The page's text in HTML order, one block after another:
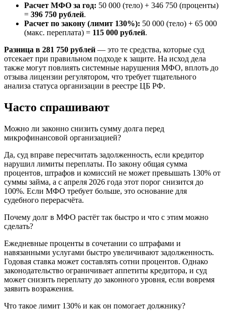
Расчет МФО за год: 50 000 (тело) + 346 750 (проценты)
= 396 750 рублей.
Расчет по закону (лимит 130%): 50 000 (тело) + 65 000
(макс. переплата) = 115 000 рублей.
Разница в 281 750 рублей — это те средства, которые суд
отсекает при правильном подходе к защите. На исход дела
также могут повлиять системные нарушения МФО, вплоть до
отзыва лицензии регулятором, что требует тщательного
анализа статуса организации в реестре ЦБ РФ.
Часто спрашивают
Можно ли законно снизить сумму долга перед
микрофинансовой организацией?
Да, суд вправе пересчитать задолженность, если кредитор
нарушил лимиты переплаты. По закону общая сумма
процентов, штрафов и комиссий не может превышать 130% от
суммы займа, а с апреля 2026 года этот порог снизится до
100%. Если МФО требует больше, это основание для
судебного перерасчёта.
Почему долг в МФО растёт так быстро и что с этим можно
сделать?
Ежедневные проценты в сочетании со штрафами и
навязанными услугами быстро увеличивают задолженность.
Годовая ставка может составлять сотни процентов. Однако
законодательство ограничивает аппетиты кредитора, и суд
может снизить переплату до законного уровня, если вовремя
заявить возражения.
Что такое лимит 130% и как он помогает должнику?